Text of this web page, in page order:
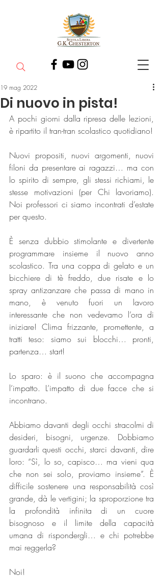
Di nuovo in pista!
19 mag 2022
A pochi giorni dalla ripresa delle lezioni,
è ripartito il tran-tran scolastico quotidiano!
Nuovi propositi, nuovi argomenti, nuovi
filoni da presentare ai ragazzi… ma con
lo spirito di sempre, gli stessi richiami, le
stesse motivazioni (per Chi lavoriamo).
Noi professori ci siamo incontrati d’estate
per questo.
È senza dubbio stimolante e divertente
programmare insieme il nuovo anno
scolastico. Tra una coppa di gelato e un
bicchiere di tè freddo, due risate e lo
spray antizanzare che passa di mano in
mano, è venuto fuori un lavoro
interessante che non vedevamo l’ora di
iniziare! Clima frizzante, promettente, a
tratti teso: siamo sui blocchi… pronti,
partenza… start!
Lo sparo: è il suono che accompagna
l’impatto. L’impatto di due facce che si
incontrano.
Abbiamo davanti degli occhi stracolmi di
desideri, bisogni, urgenze. Dobbiamo
guardarli questi occhi, starci davanti, dire
loro: “Sì, lo so, capisco… ma vieni qua
che non sei solo, proviamo insieme”. È
difficile sostenere una responsabilità così
grande, dà le vertigini; la sproporzione tra
la profondità infinita di un cuore
bisognoso e il limite della capacità
umana di rispondergli… e chi potrebbe
mai reggerla?
Noi!